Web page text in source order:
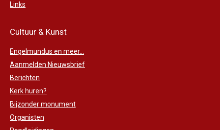
Links
Cultuur & Kunst
Engelmundus en meer...
Aanmelden Nieuwsbrief
Berichten
Kerk huren?
Bijzonder monument
Organisten